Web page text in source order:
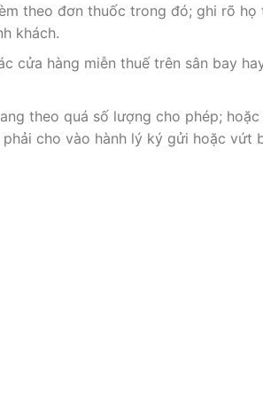
theo đơn thuốc trong đó; ghi rõ
khách.
cửa hàng miễn thuế trên sân bay
theo quá số lượng cho phép;
phải cho vào hành lý ký gửi hoặc vứt